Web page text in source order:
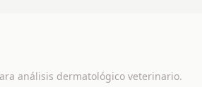
análisis dermatológico veterinario.